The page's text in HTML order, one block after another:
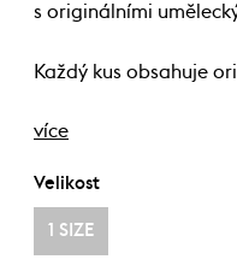
s originálními
Každý kus obsahuje
více
Velikost
1 SIZE